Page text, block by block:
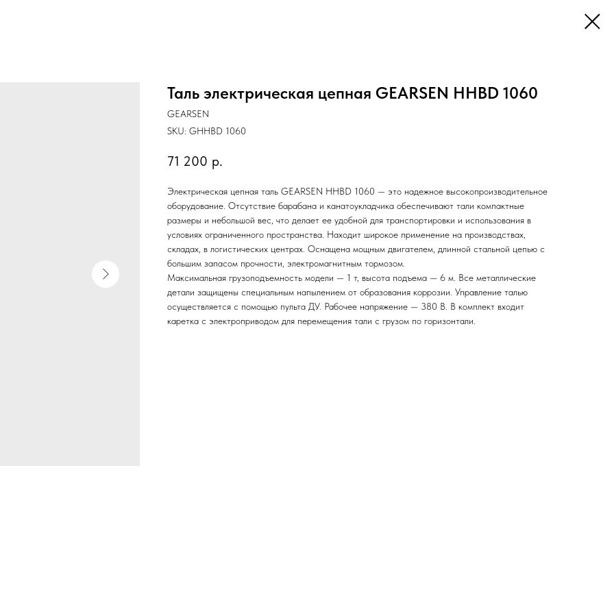
Таль электрическая цепная GEARSEN HHBD 1060
GEARSEN
SKU: GHHBD 1060
71 200 р.
Электрическая цепная таль GEARSEN HHBD 1060 — это надежное высокопроизводительное
оборудование. Отсутствие барабана и канатоукладчика обеспечивают тали компактные
размеры и небольшой вес, что делает ее удобной для транспортировки и использования в
условиях ограниченного пространства. Находит широкое применение на производствах,
складах, в логистических центрах. Оснащена мощным двигателем, длинной стальной цепью с
большим запасом прочности, электромагнитным тормозом.
Максимальная грузоподъемность модели — 1 т, высота подъема — 6 м. Все металлические
детали защищены специальным напылением от образования коррозии. Управление талью
осуществляется с помощью пульта ДУ. Рабочее напряжение — 380 В. В комплект входит
каретка с электроприводом для перемещения тали с грузом по горизонтали.